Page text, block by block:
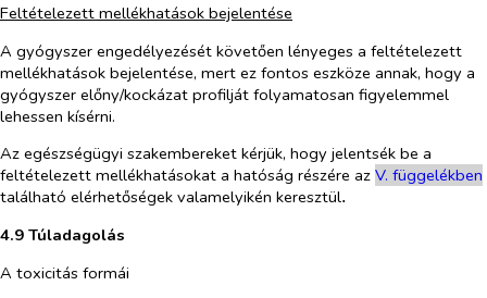
Feltételezett mellékhatások bejelentése
A gyógyszer engedélyezését követően lényeges a feltételezett
mellékhatások bejelentése, mert ez fontos eszköze annak, hogy a
gyógyszer előny/kockázat profilját folyamatosan figyelemmel
lehessen kísérni.
Az egészségügyi szakembereket kérjük, hogy jelentsék be a
feltételezett mellékhatásokat a hatóság részére az V. függelékben
található elérhetőségek valamelyikén keresztül.
4.9 Túladagolás
A toxicitás formái